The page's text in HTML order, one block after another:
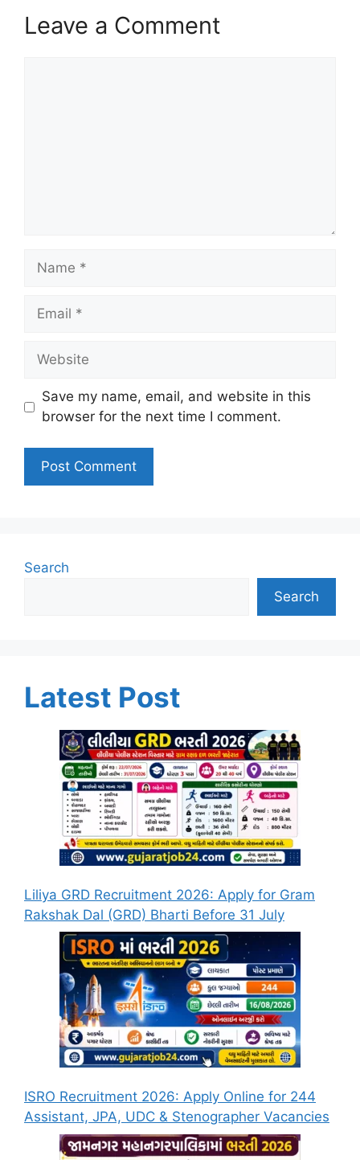
Leave a Comment
Name
Email
Website
Save my name, email, and website in this
browser for the next time I comment.
Search
Search
Latest Post
Liliya GRD Recruitment 2026: Apply for Gram
Rakshak Dal (GRD) Bharti Before 31 July
ISRO Recruitment 2026: Apply Online for 244
Assistant, JPA, UDC & Stenographer Vacancies